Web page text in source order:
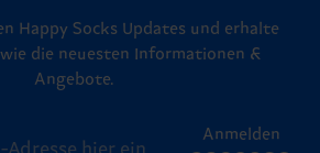
Happy Socks Updates und erhalte
die neuesten Informationen &
Angebote.
Anmelden